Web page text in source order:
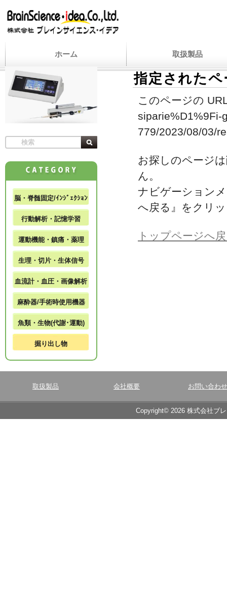
ホーム 取扱製品
指定された
このページの
siparie%D1%9Fi-
779/2023/08/03/
お探しのページ
ん。
ナビゲーション
へ戻る』をクリ
トップページへ
脳・脊髄固定/ｲﾝｼﾞｪｸｼｮﾝ
行動解析・記憶学習
運動機能・鎮痛・薬理
生理・切片・生体信号
血流計・血圧・画像解析
麻酔器/手術時使用機器
魚類・生物(代謝･運動)
掘り出し物
取扱製品 会社概要 お問い合わせ
Copyright© 2026 株式会社ブ